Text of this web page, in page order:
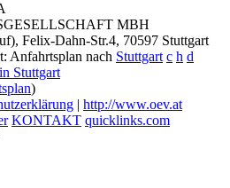
MBH
Felix-Dahn-Str.4, 70597 Stuttgart
Anfahrtsplan nach Stuttgart c h d
Stuttgart
)
| http://www.oev.at
KONTAKT quicklinks.com